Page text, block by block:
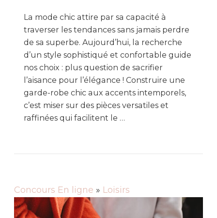
La mode chic attire par sa capacité à
traverser les tendances sans jamais perdre
de sa superbe. Aujourd’hui, la recherche
d’un style sophistiqué et confortable guide
nos choix : plus question de sacrifier
l’aisance pour l’élégance ! Construire une
garde-robe chic aux accents intemporels,
c’est miser sur des pièces versatiles et
raffinées qui facilitent le …
Concours En ligne » Loisirs